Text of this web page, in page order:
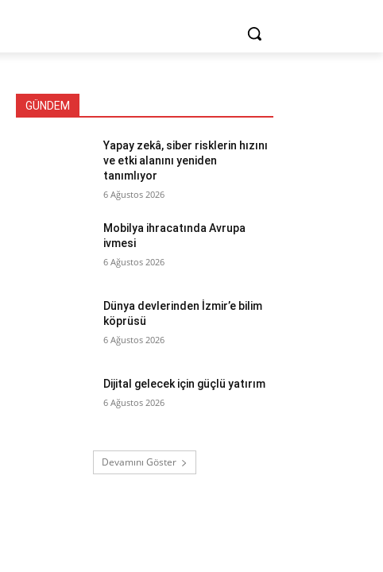
GÜNDEM
Yapay zekâ, siber risklerin hızını
ve etki alanını yeniden
tanımlıyor
6 Ağustos 2026
Mobilya ihracatında Avrupa
ivmesi
6 Ağustos 2026
Dünya devlerinden İzmir’e bilim
köprüsü
6 Ağustos 2026
Dijital gelecek için güçlü yatırım
6 Ağustos 2026
Devamını Göster